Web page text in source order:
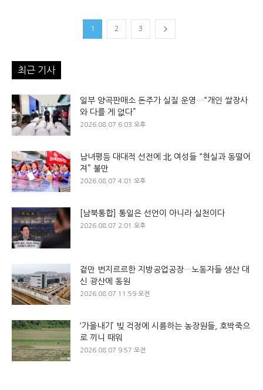
1 2 3
최근 기사
일부 양곡판매소 돈주가 실질 운영…“개인 쌀장사
와 다를 게 없다”
2026.08.07 6:03 오후
남녀평등 대대적 선전에 北 여성들 “현실과 동떨어
져” 불만
2026.08.07 4:01 오후
[남북통합] 통일은 선언이 아니라 실천이다
2026.08.07 2:01 오후
겉만 번지르르한 지방공업공장…노동자들 생산 대
신 광산에 동원
2026.08.07 11:59 오전
‘가을내기’ 빚 걱정에 시름하는 농장원들, 호박죽으
로 끼니 때워
2026.08.07 9:57 오전